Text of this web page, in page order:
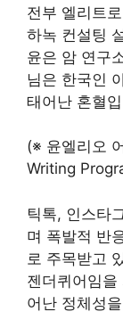
전부 엘리트
하녹 컨설팅
윤은 암 연구
님은 한국인
태어난 혼혈
(※ 윤엘리오
Writing
틱톡, 인스타
며 폭발적 반
로 주목받고
젠더퀴어임
어난 정체성